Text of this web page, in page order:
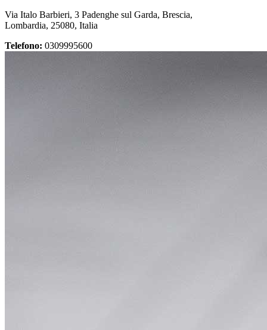
Via Italo Barbieri, 3 Padenghe sul Garda, Brescia,
Lombardia, 25080, Italia
Telefono: 0309995600